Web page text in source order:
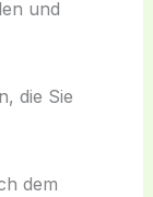
und
die Sie
dem